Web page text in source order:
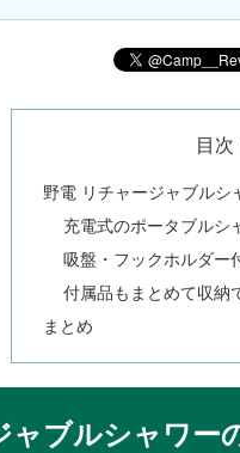
目次
野電 リチャージャブルシ
充電式のポータブルシ
吸盤・フックホルダー
付属品もまとめて収納
まとめ
ャブルシャワー